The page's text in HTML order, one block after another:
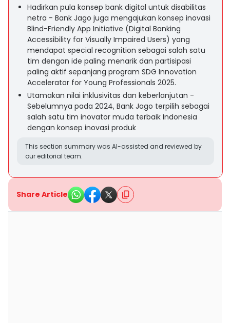
Hadirkan pula konsep bank digital untuk disabilitas
netra - Bank Jago juga mengajukan konsep inovasi
Blind-Friendly App Initiative (Digital Banking
Accessibility for Visually Impaired Users) yang
mendapat special recognition sebagai salah satu
tim dengan ide paling menarik dan partisipasi
paling aktif sepanjang program SDG Innovation
Accelerator for Young Professionals 2025.
Utamakan nilai inklusivitas dan keberlanjutan -
Sebelumnya pada 2024, Bank Jago terpilih sebagai
salah satu tim inovator muda terbaik Indonesia
dengan konsep inovasi produk
This section summary was AI-assisted and reviewed by
our editorial team.
Share Article